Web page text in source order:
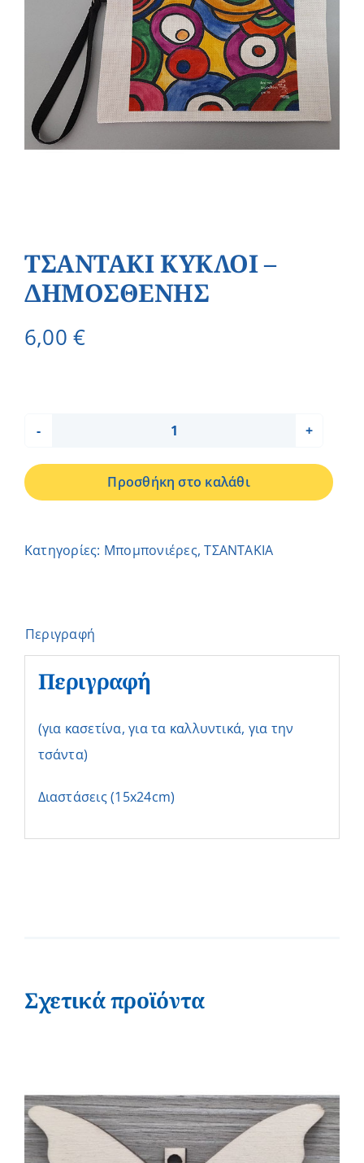
ΤΣΑΝΤΑΚΙ ΚΥΚΛΟΙ –
ΔΗΜΟΣΘΕΝΗΣ
6,00€
ΚΥΚΛΟΙ
–
ποσότητα
Προσθήκη στο καλάθι
Κατηγορίες: Μπομπονιέρες,ΤΣΑΝΤΑΚΙΑ
Περιγραφή
Περιγραφή
(για κασετίνα, για τα καλλυντικά, για την
τσάντα)
Διαστάσεις (15x24cm)
Σχετικά προϊόντα